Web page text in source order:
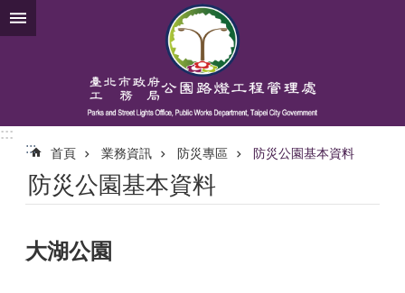
跳到主要內容區塊
:::
:::
首頁 業務資訊 防災專區 防災公園基本資料
防災公園基本資料
大湖公園